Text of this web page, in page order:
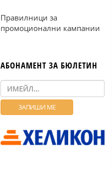
Правилници за
промоционални кампании
АБОНАМЕНТ ЗА БЮЛЕТИН